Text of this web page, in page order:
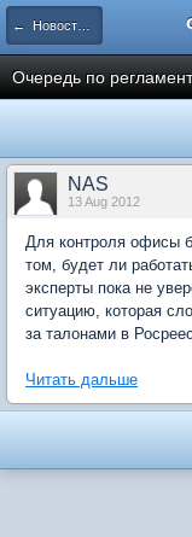
← Новости рынка недвижимости
Очередь по
NAS
13 Aug 2012
Для контроля офисы
том, будет ли
эксперты пока не
ситуацию, которая
за талонами в
Читать дальше